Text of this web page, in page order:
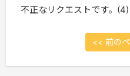
不正なリクエストです。(4)
<< 前の